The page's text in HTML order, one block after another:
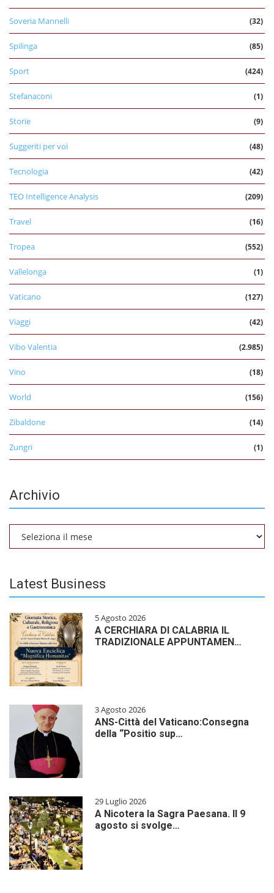
Soveria Mannelli (32)
Spilinga (85)
Sport (424)
Stefanaconi (1)
Storie (9)
Suggeriti per voi (48)
Tecnologia (42)
TEO Intelligence Analysis (209)
Travel (16)
Tropea (552)
Vallelonga (1)
Vaticano (127)
Viaggi (42)
Vibo Valentia (2.985)
Vino (18)
World (156)
Zibaldone (14)
Zungri (1)
Archivio
Latest Business
5 Agosto 2026
A CERCHIARA DI CALABRIA IL
TRADIZIONALE APPUNTAMEN…
3 Agosto 2026
ANS-Città del Vaticano:Consegna
della “Positio sup…
29 Luglio 2026
A Nicotera la Sagra Paesana. Il 9
agosto si svolge…